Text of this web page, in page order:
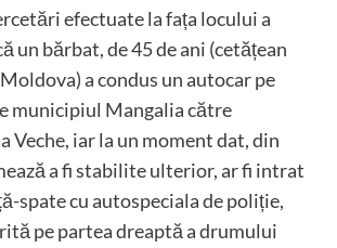
efectuate la fața locului a
un bărbat, de 45 de ani (cetățean
a condus un autocar pe
municipiul Mangalia către
Veche, iar la un moment dat, din
a fi stabilite ulterior, ar fi intrat
spate cu autospeciala de poliție,
pe partea dreaptă a drumului